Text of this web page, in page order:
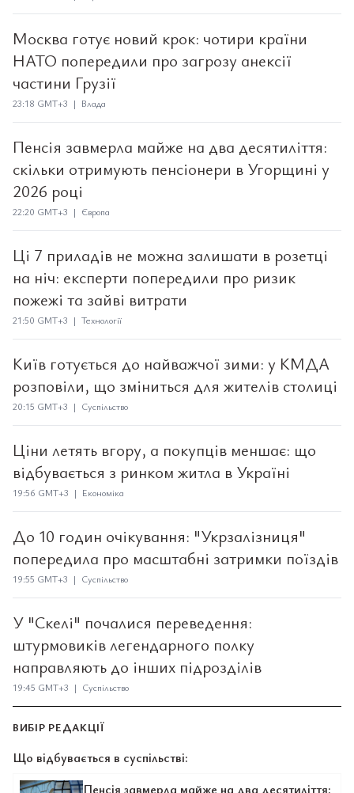
Москва готує новий крок: чотири країни
НАТО попередили про загрозу анексії
частини Грузії
23:18 GMT+3 | Влада
Пенсія завмерла майже на два десятиліття:
скільки отримують пенсіонери в Угорщині у
2026 році
22:20 GMT+3 | Європа
Ці 7 приладів не можна залишати в розетці
на ніч: експерти попередили про ризик
пожежі та зайві витрати
21:50 GMT+3 | Технології
Київ готується до найважчої зими: у КМДА
розповіли, що зміниться для жителів столиці
20:15 GMT+3 | Суспільство
Ціни летять вгору, а покупців меншає: що
відбувається з ринком житла в Україні
19:56 GMT+3 | Економіка
До 10 годин очікування: "Укрзалізниця"
попередила про масштабні затримки поїздів
19:55 GMT+3 | Суспільство
У "Скелі" почалися переведення:
штурмовиків легендарного полку
направляють до інших підрозділів
19:45 GMT+3 | Суспільство
ВИБІР РЕДАКЦІЇ
Що відбувається в суспільстві:
Пенсія завмерла майже на два десятиліття: